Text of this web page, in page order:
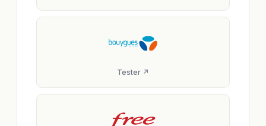
Tester ↗